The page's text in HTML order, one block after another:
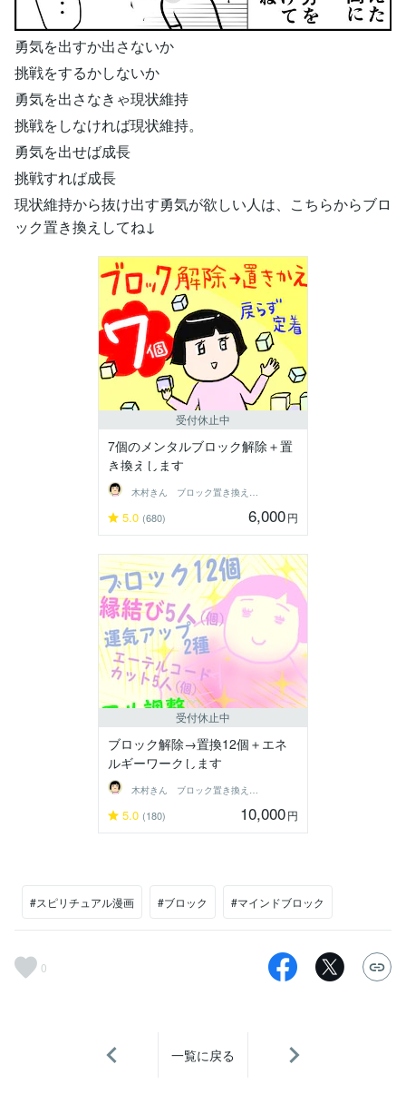
勇気を出すか出さないか
挑戦をするかしないか
勇気を出さなきゃ現状維持
挑戦をしなければ現状維持。
勇気を出せば成長
挑戦すれば成長
現状維持から抜け出す勇気が欲しい人は、こちらからブロ
ック置き換えしてね↓
受付休止中
7個のメンタルブロック解除＋置
き換えします
木村きん ブロック置き換え 縁結び
5.0 (680) 6,000円
受付休止中
ブロック解除→置換12個＋エネ
ルギーワークします
木村きん ブロック置き換え 縁結び
5.0 (180) 10,000円
#スピリチュアル漫画 #ブロック #マインドブロック
0
一覧に戻る